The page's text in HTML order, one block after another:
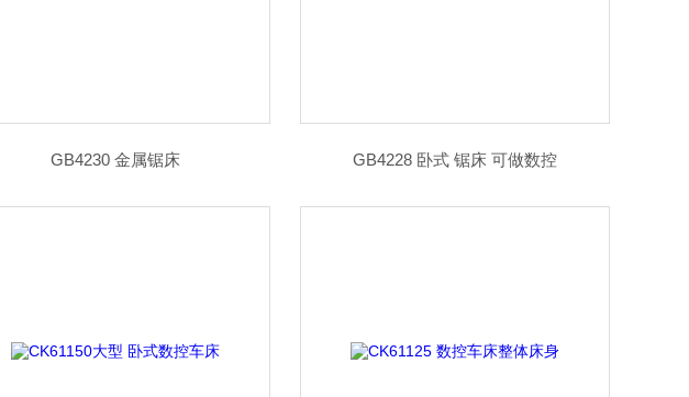
GB4230 金属锯床 GB4228 卧式 锯床 可做数控